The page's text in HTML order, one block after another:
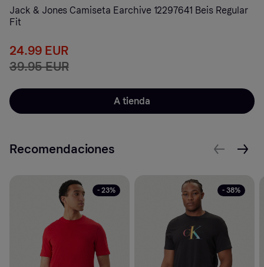
Jack & Jones Camiseta Earchive 12297641 Beis Regular
Fit
24.99 EUR
39.95 EUR
A tienda
Recomendaciones
- 23% - 38%